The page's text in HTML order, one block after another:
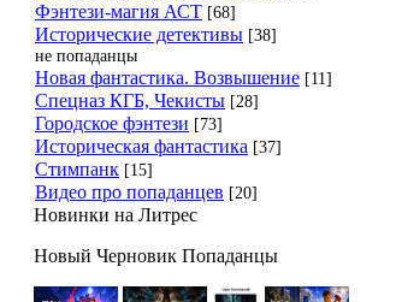
Фэнтези-магия АСТ [68]
Исторические детективы [38]
не попаданцы
Новая фантастика. Возвышение [11]
Спецназ КГБ, Чекисты [28]
Городское фэнтези [73]
Историческая фантастика [37]
Стимпанк [15]
Видео про попаданцев [20]
Новинки на Литрес
Новый Черновик Попаданцы